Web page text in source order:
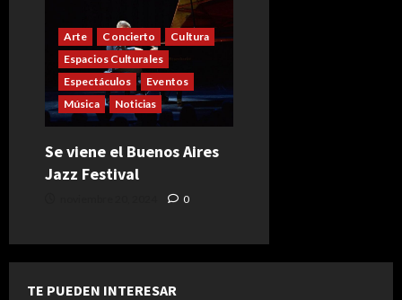
Arte Concierto
Cultura
Espacios Culturales
Espectáculos
Eventos
Música
Noticias
Se viene el Buenos Aires
Jazz Festival
0
TE PUEDEN INTERESAR